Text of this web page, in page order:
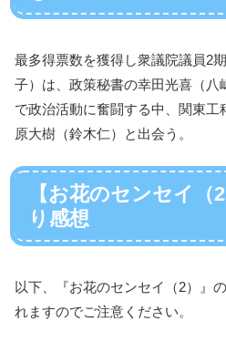
最多得票数を獲得し衆議院議員2
子）は、政策秘書の幸田光喜（八
で政治活動に奮闘する中、関東
原大樹（鈴木仁）と出会う。
【お花のセンセイ（
り感想
以下、『お花のセンセイ（2）』
れますのでご注意ください。